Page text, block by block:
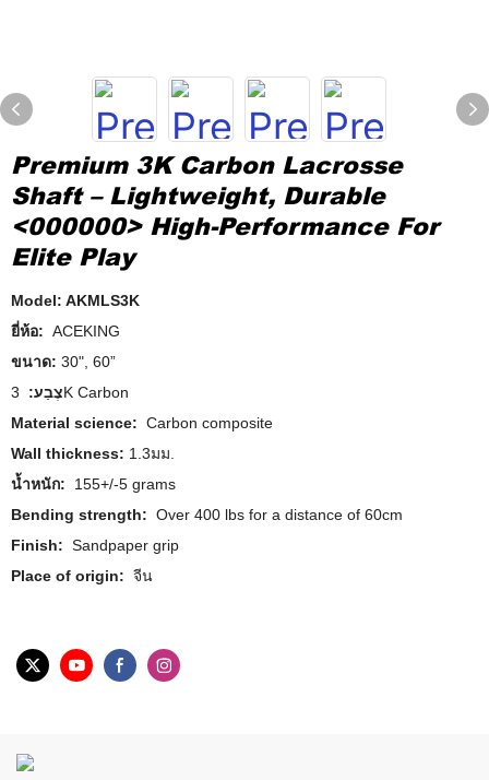
Premium 3K Carbon Lacrosse
Shaft – Lightweight, Durable
<000000> High-Performance For
Elite Play
Model: AKMLS3K
ยี่ห้อ: ACEKING
ขนาด: 30", 60”
צֶבַע:3K Carbon
Material science: Carbon composite
Wall thickness: 1.3มม.
น้ำหนัก:
155+/-5 grams
Bending strength: Over 400 lbs for a distance of 60cm
Finish: Sandpaper grip
Place of origin: จีน